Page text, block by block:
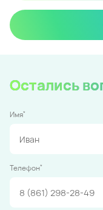
Остались
Имя*
Телефон*